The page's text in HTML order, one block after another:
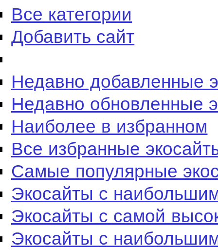
Все категории
Добавить сайт
Недавно добавленные
Недавно обновленные
Наиболее в избранном
Все избранные
Самые популярные
Экосайты с
Экосайты с самой
Экосайты с